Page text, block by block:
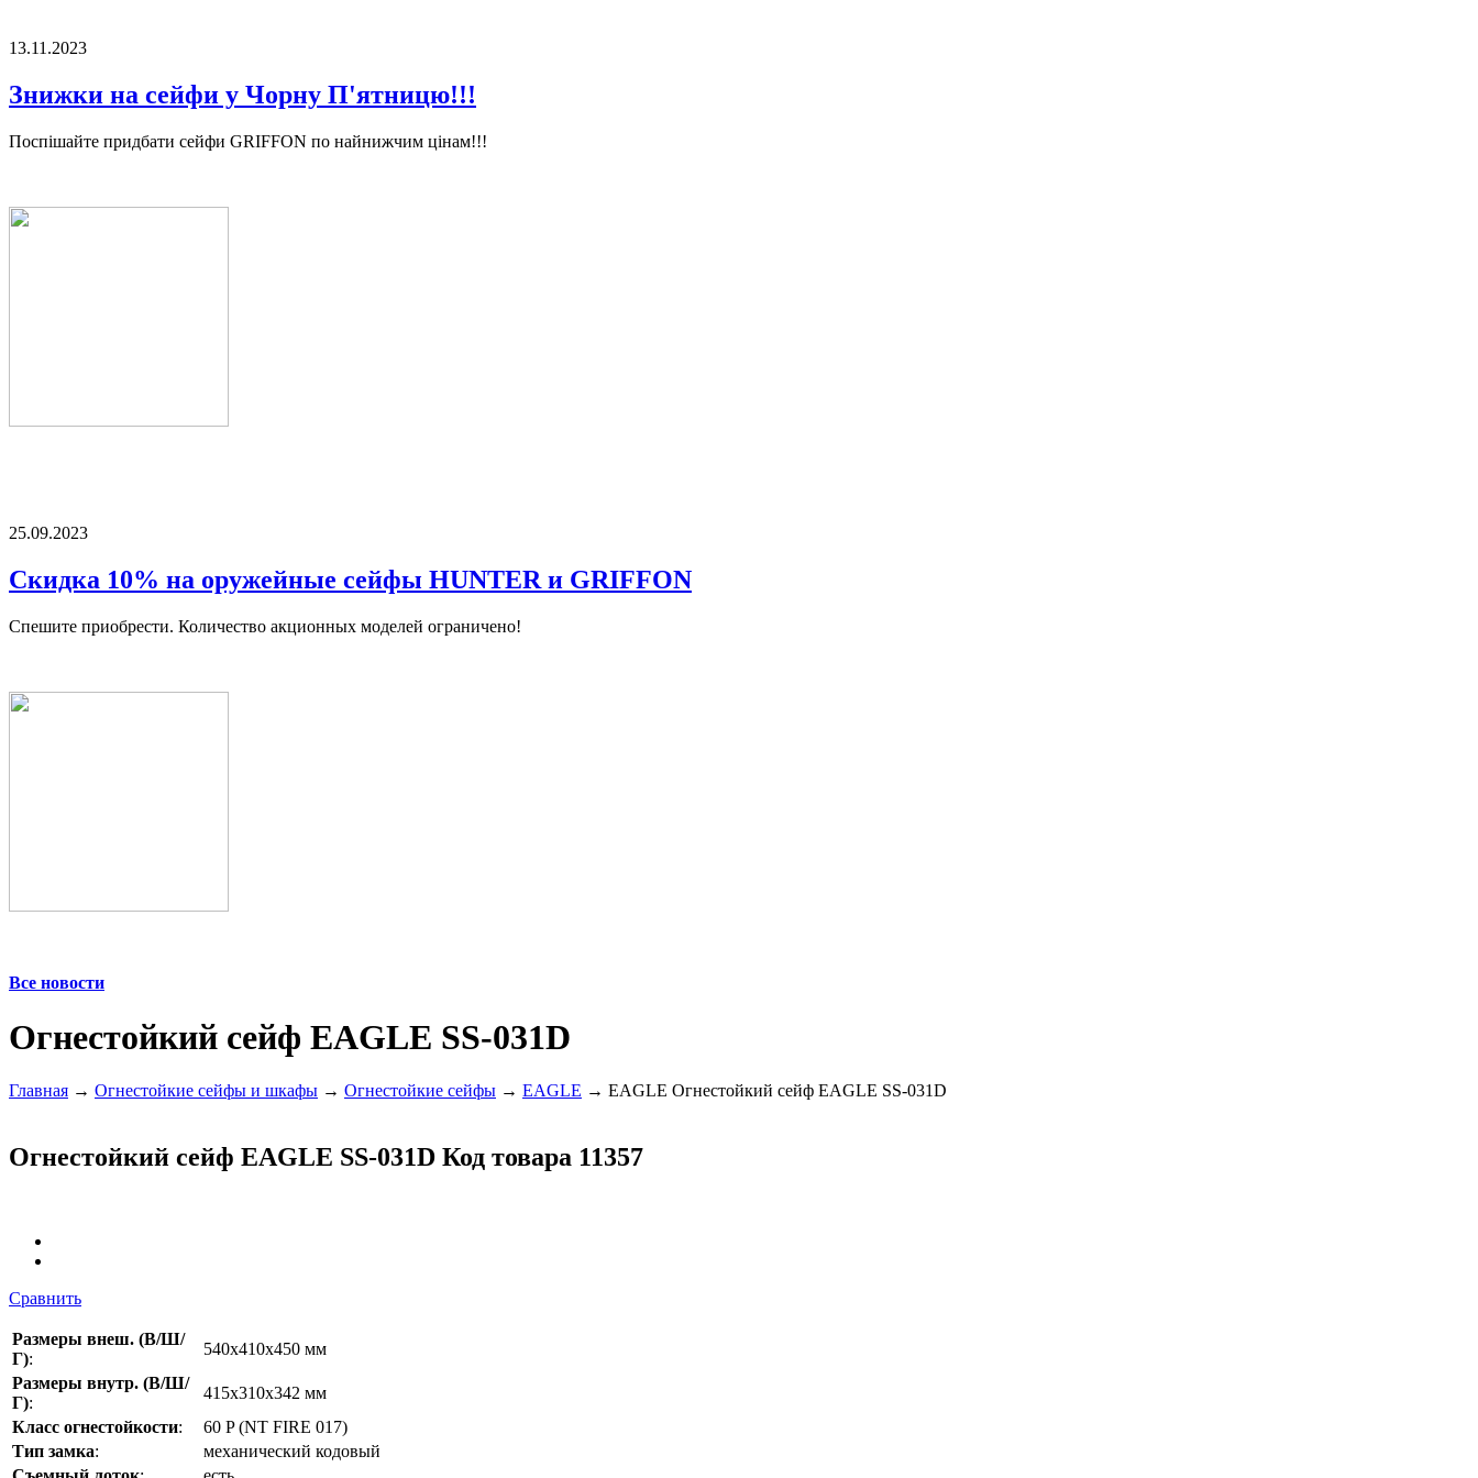
13.11.2023
Знижки на сейфи у Чорну П'ятницю!!!
Поспішайте придбати сейфи GRIFFON по найнижчим цінам!!!
25.09.2023
Скидка 10% на оружейные сейфы HUNTER и GRIFFON
Спешите приобрести. Количество акционных моделей ограничено!
Все новости
Огнестойкий сейф EAGLE SS-031D
Главная → Огнестойкие сейфы и шкафы → Огнестойкие сейфы → EAGLE → EAGLE Огнестойкий сейф EAGLE SS-031D
Огнестойкий сейф EAGLE SS-031D Код товара 11357
Сравнить
Размеры внеш. (В/Ш/
Г):
540x410x450 мм
Размеры внутр. (В/Ш/
Г):
415х310х342 мм
Класс огнестойкости:
60 P (NT FIRE 017)
Тип замка:
механический кодовый